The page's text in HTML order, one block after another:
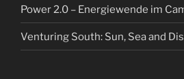
Power 2.0 – Energiewende im
Venturing South: Sun, Sea and